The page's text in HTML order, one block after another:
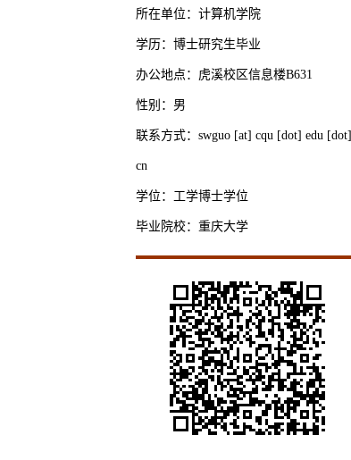
所在单位：计算机学院
学历：博士研究生毕业
办公地点：虎溪校区信息楼B631
性别：男
联系方式：swguo [at] cqu [dot] edu [dot]
cn
学位：工学博士学位
毕业院校：重庆大学